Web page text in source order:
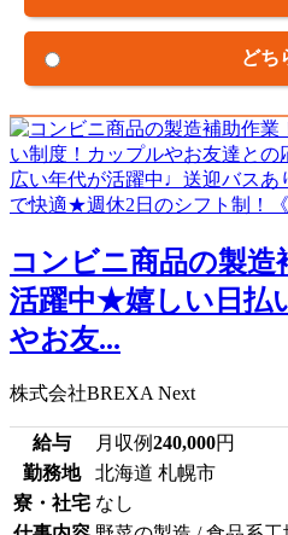
どち
コンビニ商品の製造
活躍中★嬉しい日払
やお友...
株式会社BREXA Next
給与 月収例240,000円
勤務地
北海道 札幌市
寮・社宅 なし